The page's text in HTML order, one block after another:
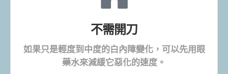
治療方法
白內障嚴重程度，影響視力程度?
是否影響工作、生活?